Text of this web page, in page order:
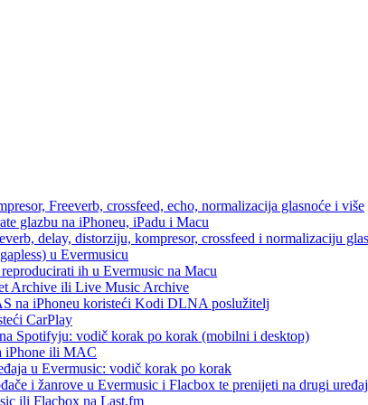
Freeverb, crossfeed, echo, normalizacija glasnoće i više
glazbu na iPhoneu, iPadu i Macu
delay, distorziju, kompresor, crossfeed i normalizaciju
u Evermusicu
ih u Evermusic na Macu
Archive ili Live Music Archive
na iPhoneu koristeći Kodi DLNA poslužitelj
CarPlay
Spotifyju: vodič korak po korak (mobilni i desktop)
iPhone ili MAC
u Evermusic: vodič korak po korak
i žanrove u Evermusic i Flacbox te prenijeti na drugi uređaj
ili Flacbox na Last.fm